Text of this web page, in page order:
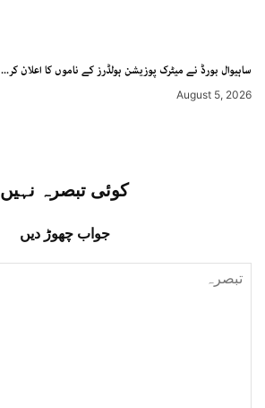
ساہیوال بورڈ نے میٹرک پوزیشن ہولڈرز کے ناموں کا اعلان کر...
August 5, 2026
کوئی تبصرہ نہیں
جواب چھوڑ دیں